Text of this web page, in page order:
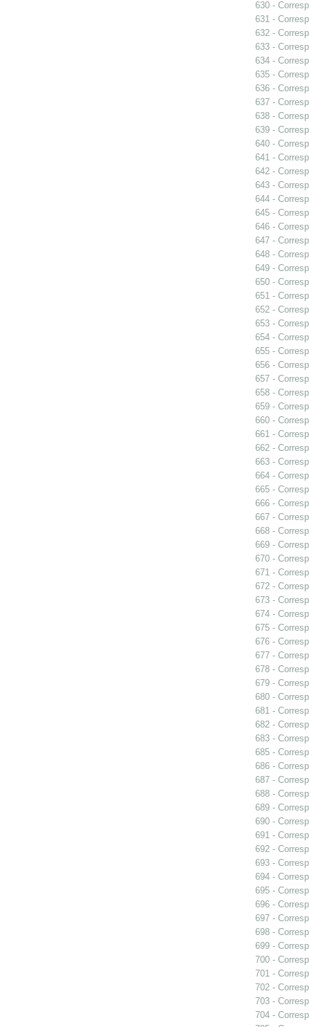
630 -
631 -
632 -
633 -
634 -
635 -
636 -
637 -
638 -
639 -
640 -
641 -
642 -
643 -
644 -
645 -
646 -
647 -
648 -
649 -
650 -
651 -
652 -
653 -
654 -
655 -
656 -
657 -
658 -
659 -
660 -
661 -
662 -
663 -
664 -
665 -
666 -
667 -
668 -
669 -
670 -
671 -
672 -
673 -
674 -
675 -
676 -
677 -
678 -
679 -
680 -
681 -
682 -
683 -
685 -
686 -
687 -
688 -
689 -
690 -
691 -
692 -
693 -
694 -
695 -
696 -
697 -
698 -
699 -
700 -
701 -
702 -
703 -
704 -